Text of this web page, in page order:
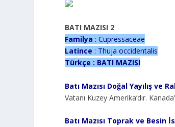
BATI MAZISI 2
Familya : Cupressaceae
Latince : Thuja occidentalis
Türkçe : BATI MAZISI
Batı Mazısı Doğal Yayılış ve
Vatanı Kuzey Amerika’dır.
Batı Mazısı Toprak ve Besin